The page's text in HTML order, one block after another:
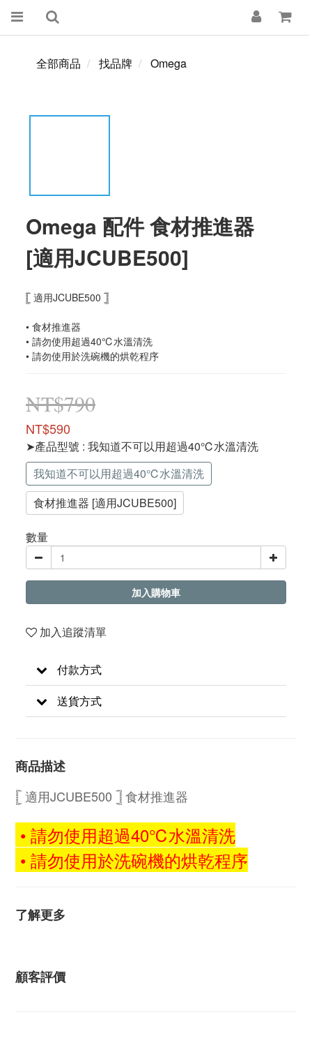
全部商品 找品牌 Omega
Omega 配件 食材推進器
[適用JCUBE500]
𓊈 適用JCUBE500 𓊉
• 食材推進器
• 請勿使用超過40℃水溫清洗
• 請勿使用於洗碗機的烘乾程序
NT$790
NT$590
➤產品型號 : 我知道不可以用超過40℃水溫清洗
我知道不可以用超過40℃水溫清洗
食材推進器 [適用JCUBE500]
數量
加入購物車
加入追蹤清單
付款方式
送貨方式
商品描述
𓊈 適用JCUBE500 𓊉食材推進器
• 請勿使用超過40℃水溫清洗
• 請勿使用於洗碗機的烘乾程序
了解更多
顧客評價